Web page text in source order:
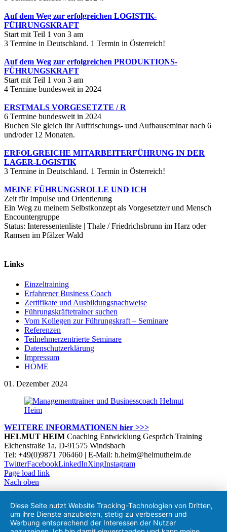
Auf dem Weg zur erfolgreichen LOGISTIK-
FÜHRUNGSKRAFT
Start mit Teil 1 von 3 am
3 Termine in Deutschland. 1 Termin in Österreich!
Auf dem Weg zur erfolgreichen PRODUKTIONS-
FÜHRUNGSKRAFT
Start mit Teil 1 von 3 am
4 Termine bundesweit in 2024
ERSTMALS VORGESETZTE / R
6 Termine bundesweit in 2024
Buchen Sie gleich Ihr Auffrischungs- und Aufbauseminar nach 6
und/oder 12 Monaten.
ERFOLGREICHE MITARBEITERFÜHRUNG IN DER
LAGER-LOGISTIK
3 Termine in Deutschland. 1 Termin in Österreich!
MEINE FÜHRUNGSROLLE UND ICH
Zeit für Impulse und Orientierung
Ein Weg zu meinem Selbstkonzept als Vorgesetzte/r und Mensch
Encountergruppe
Status: Interessentenliste | Thale / Friedrichsbrunn im Harz oder
Ramsen im Pfälzer Wald
Links
Einzeltraining
Erfahrener Business Coach
Zertifikate und Ausbildungsnachweise
Führungskräftetrainer suchen
Vom Kollegen zur Führungskraft – Seminare
Referenzen
Teilnehmerzentrierte Seminare
Datenschutzerklärung
Impressum
HOME
01. Dezember 2024
WEITERE INFORMATIONEN hier >>>
HELMUT HEIM Coaching Entwicklung Gespräch Training
Eichenstraße 1a, D-91575 Windsbach
Tel: +49(0)9871 706460 | E-Mail: h.heim@helmutheim.de
TwitterFacebookLinkedInXingInstagram
Page load link
Diese Seite nutzt Website Tracking-Technologien von Dritten,
um ihre Dienste anzubieten, stetig zu verbessern und
Werbung entsprechend der Interessen der Nutzer
Nach oben